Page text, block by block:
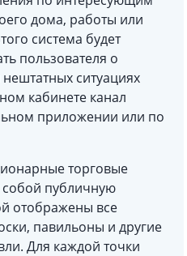
дома, работы или
система будет
пользователя о
ситуациях
кабинете канал
приложении или по
торговые
собой публичную
отображены все
павильоны и другие
Для каждой точки